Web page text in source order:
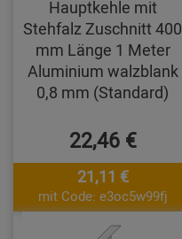
Hauptkehle mit
Stehfalz Zuschnitt 400
mm Länge 1 Meter
Aluminium walzblank
0,8 mm (Standard)
22,46 €
21,11 €
mit Code: e3oc5w99fj